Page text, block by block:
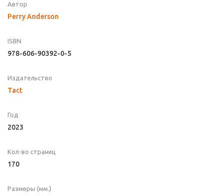
Автор
Perry Anderson
ISBN
978-606-90392-0-5
Издательство
Tact
Год
2023
Кол-во страниц
170
Размеры (мм.)